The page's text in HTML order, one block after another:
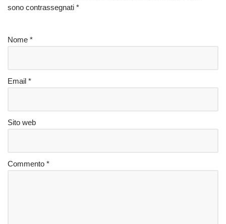
sono contrassegnati *
Nome *
Email *
Sito web
Commento *